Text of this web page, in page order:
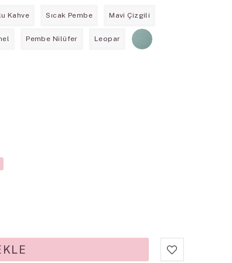
Kahve Sıcak Pembe Mavi Çizgili
Pembe Nilüfer Leopar